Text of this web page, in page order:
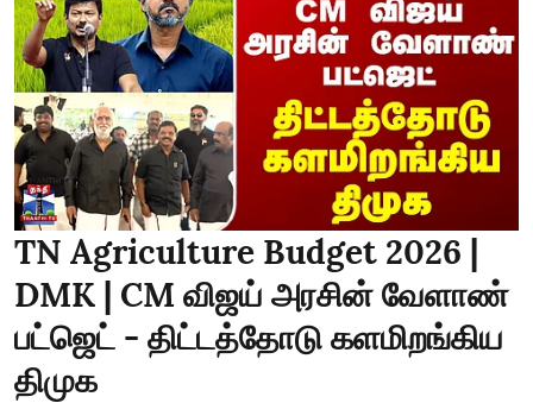
TN Agriculture Budget 2026 |
DMK | CM விஜய் அரசின் வேளாண்
பட்ஜெட் - திட்டத்தோடு களமிறங்கிய
திமுக